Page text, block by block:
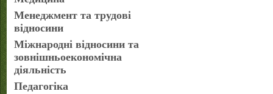
Менеджмент та трудові
відносини
Міжнародні відносини та
зовнішньоекономічна
діяльність
Педагогіка